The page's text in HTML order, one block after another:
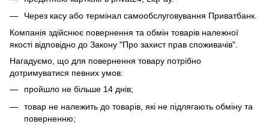
Через касу або термінал самообслуговування Приватбанк.
Компанія здійснює повернення та обмін товарів належної
якості відповідно до Закону "Про захист прав споживачів".
Нагадуємо, що для повернення товару потрібно
дотримуватися певних умов:
пройшло не більше 14 днів;
товар не належить до товарів, які не підлягають обміну та
поверненню;